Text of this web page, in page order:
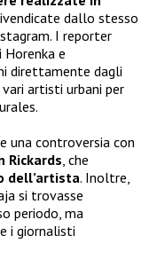
dallo stesso
I reporter
e
direttamente dagli
artisti urbani per
una controversia con
Rickards, che
dell’artista. Inoltre,
si trovasse
periodo, ma
i giornalisti